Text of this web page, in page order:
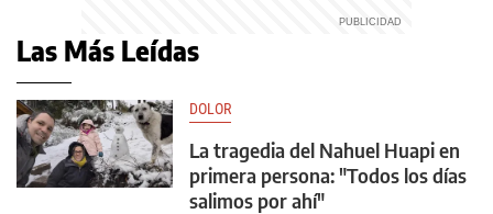
Las Más Leídas
DOLOR
La tragedia del Nahuel Huapi en
primera persona: "Todos los días
salimos por ahí"